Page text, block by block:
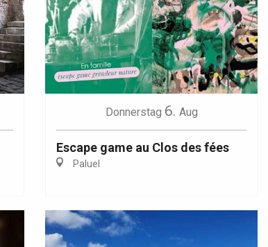
Donnerstag 6. Aug
Escape game au Clos des fées
Paluel